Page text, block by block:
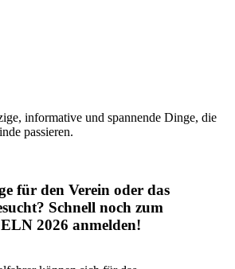
informative und spannende Dinge, die
passieren.
für den Verein oder das
Schnell noch zum
2026 anmelden!